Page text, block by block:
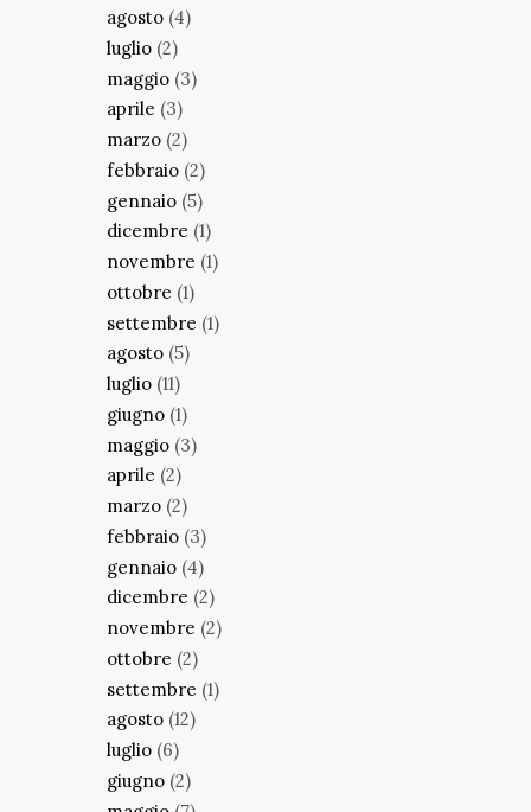
agosto (4)
luglio (2)
maggio (3)
aprile (3)
marzo (2)
febbraio (2)
gennaio (5)
dicembre (1)
novembre (1)
ottobre (1)
settembre (1)
agosto (5)
luglio (11)
giugno (1)
maggio (3)
aprile (2)
marzo (2)
febbraio (3)
gennaio (4)
dicembre (2)
novembre (2)
ottobre (2)
settembre (1)
agosto (12)
luglio (6)
giugno (2)